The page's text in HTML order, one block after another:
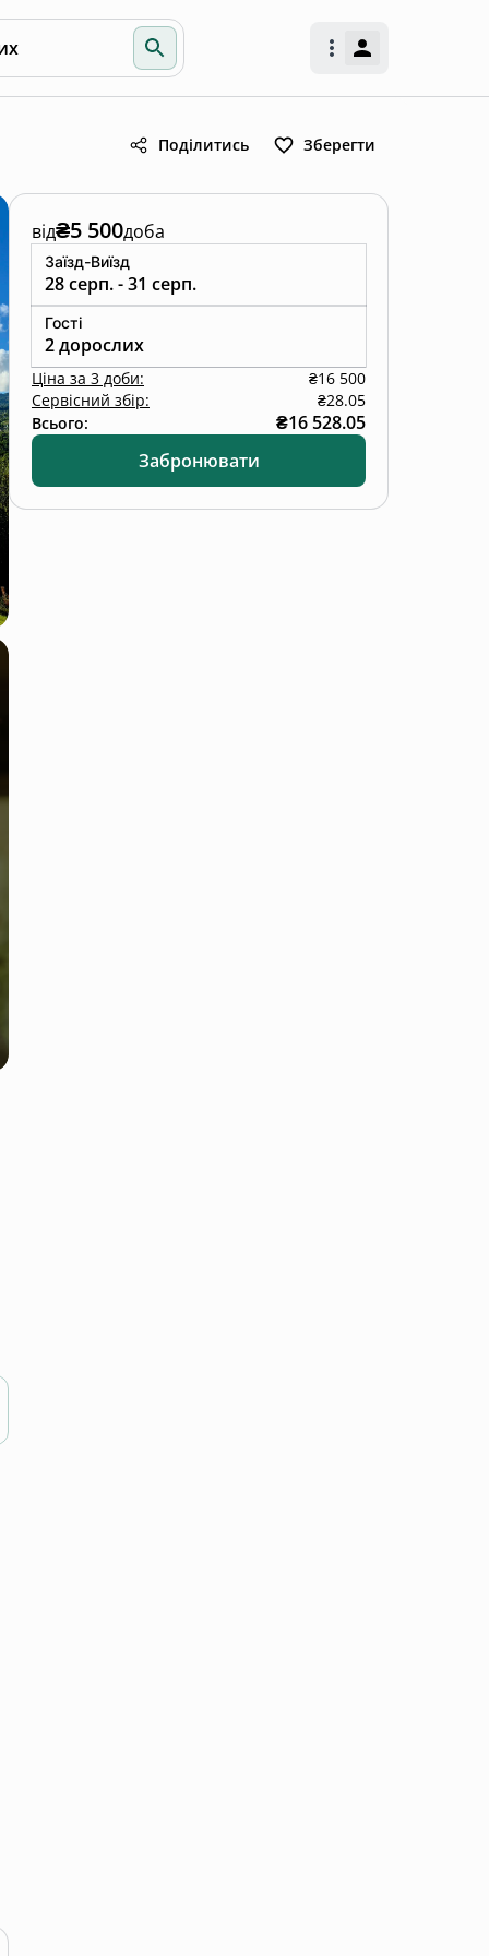
Поділитись Зберегти
від₴5 500доба
Заїзд-Виїзд
28 серп. - 31 серп.
Гості
2 дорослих
Ціна за 3 доби:
₴16 500
Сервісний збір:
₴28.05
Всього:
₴16 528.05
Забронювати